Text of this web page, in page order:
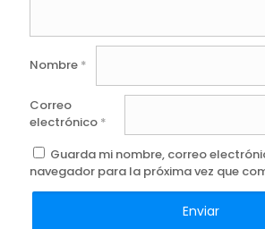
Nombre *
Correo
electrónico *
Guarda mi nombre, correo
navegador para la próxima vez que